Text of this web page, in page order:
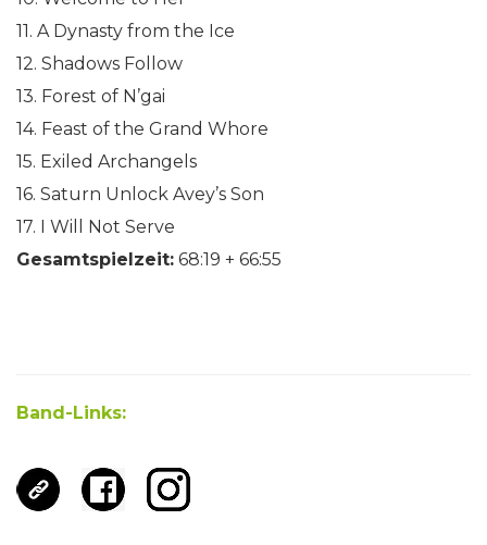
11. A Dynasty from the Ice
12. Shadows Follow
13. Forest of N’gai
14. Feast of the Grand Whore
15. Exiled Archangels
16. Saturn Unlock Avey’s Son
17. I Will Not Serve
Gesamtspielzeit: 68:19 + 66:55
Band-Links: